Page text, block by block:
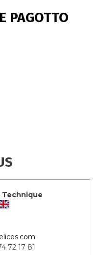
PAGOTTO
Technique
72 17 81